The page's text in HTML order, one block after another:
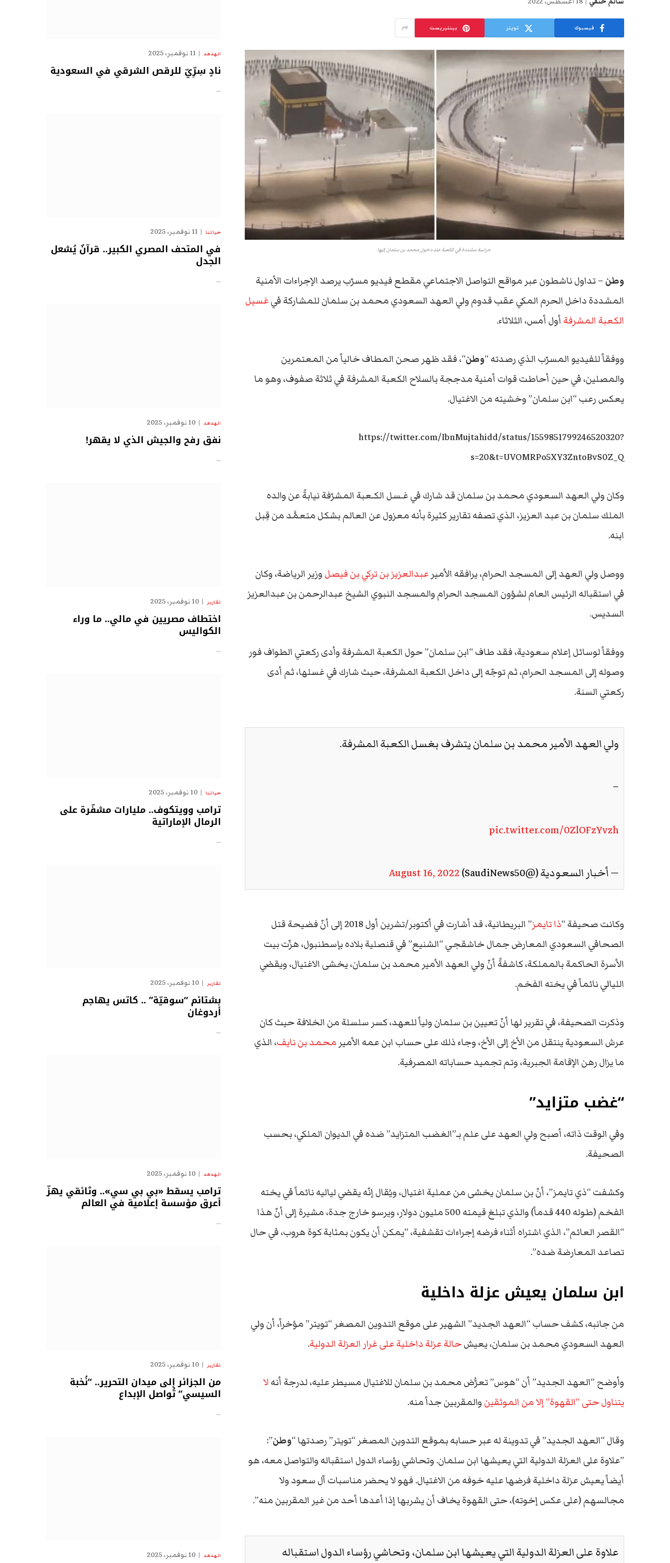
فيسبوك تويتر بينتيريست
حراسة مشددة في الكعبة عند دخول محمد بن سلمان إليها
وطن – تداول ناشطون عبر مواقع التواصل الاجتماعي مقطع فيديو مسرّب يرصد الإجراءات الأمنية
المشددة داخل الحرم المكي عقب قدوم ولي العهد السعودي محمد بن سلمان للمشاركة فيغسيل
الكعبة المشرفةأول أمس، الثلاثاء.
ووفقاً للفيديو المسرّب الذي رصدته “وطن“، فقد ظهر صحن المطاف خالياً من المعتمرين
والمصلين، في حين أحاطت قوات أمنية مدججة بالسلاح الكعبة المشرفة في ثلاثة صفوف، وهو ما
يعكس رعب “ابن سلمان” وخشيته من الاغتيال.
https://twitter.com/IbnMujtahidd/status/1559851799246520320?
s=20&t=UVOMRPo5XY3ZntoBvS0Z_Q
وكان ولي العهد السعودي محمد بن سلمان قد شارك في غـسل الكـعبة المشرّفة نيابةً عن والده
الملك سلمان بن عبد العزيز، الذي تصفه تقارير كثيرة بأنه معزول عن العالم بشكل متعمَّد من قِبل
ابنه.
ووصل ولي العهد إلى المسجد الحرام، يرافقه الأمير عبدالعزيز بن تركي بن فيصلوزير الرياضة، وكان
في استقباله الرئيس العام لشؤون المسجد الحرام والمسجد النبوي الشيخ عبدالرحمن بن عبدالعزيز
السديس.
ووفقاً لوسائل إعلام سعودية، فقد طاف “ابن سلمان” حول الكعبة المشرفة وأدى ركعتي الطواف فور
وصوله إلى المسجد الحرام، ثم توجّه إلى داخل الكعبة المشرفة، حيث شارك في غسلها، ثم أدى
ركعتي السنة.
ولي العهد الأمير محمد بن سلمان يتشرف بغسل الكعبة المشرفة.
–
pic.twitter.com/0ZlOFzYvzh
— أخبار السعودية (@SaudiNews50) August 16, 2022
وكانت صحيفة “ذا تايمز
” البريطانية، قد أشارت في أكتوبر/تشرين أول 2018 إلى أنّ فضيحة قتل
الصحافي السعودي المعارض جمال خاشقجي “الشنيع” في قنصلية بلاده بإسطنبول، هزّت بيت
الأسرة الحاكمة بالمملكة، كاشفةً أنّ ولي العهد الأمير محمد بن سلمان، يخشى الاغتيال، ويقضي
الليالي نائماً في يخته الفخم.
وذكرت الصحيفة، في تقرير لها أنّ تعيين بن سلمان ولياً للعهد، كسر سلسلة من الخلافة حيث كان
عرش السعودية ينتقل من الأخ إلى الأخ، وجاء ذلك على حساب ابن عمه الأمير محمد بن نايف، الذي
ما يزال رهن الإقامة الجبرية، وتم تجميد حساباته المصرفية.
“غضب متزايد”
وفي الوقت ذاته، أصبح ولي العهد على علم بـ”الغضب المتزايد” ضده في الديوان الملكي، بحسب
الصحيفة.
وكشفت “ذي تايمز”، أنّ بن سلمان يخشى من عملية اغتيال، ويُقال إنّه يقضي لياليه نائماً في يخته
الفخم (طوله 440 قدماً) والذي تبلغ قيمته 500 مليون دولار، ويرسو خارج جدة، مشيرة إلى أنّ هذا
“القصر العائم”، الذي اشتراه أثناء فرضه إجراءات تقشفية، “يمكن أن يكون بمثابة كوة هروب، في حال
تصاعد المعارضة ضده”.
ابن سلمان يعيش عزلة داخلية
من جانبه، كشف حساب “العهد الجديد” الشهير على موقع التدوين المصغر “تويتر” مؤخراً، أن ولي
العهد السعودي محمد بن سلمان، يعيشحالة عزلة داخلية على غرار العزلة الدولية.
وأوضح “العهد الجديد” أن “هوس” تعرُّض محمد بن سلمان للاغتيال مسيطر عليه، لدرجة أنهلا
يتناول حتى “القهوة” إلا من الموثقينوالمقربين جداً منه.
وقال “العهد الجديد” في تدوينة له عبر حسابه بموقع التدوين المصغر “تويتر” رصدتها “وطن”:
”علاوة على العزلة الدولية التي يعيشها ابن سلمان. وتحاشي رؤساء الدول استقباله والتواصل معه، هو
أيضاً يعيش عزلة داخلية فرضها عليه خوفه من الاغتيال. فهو لا يحضر مناسبات آل سعود ولا
مجالسهم (على عكس إخوته)، حتى القهوة يخاف أن يشربها إذا أعدها أحد من غير المقربين منه”.
علاوة على العزلة الدولية التي يعيشها ابن سلمان، وتحاشي رؤساء الدول استقباله
الهدهد 11 نوفمبر، 2025
نادٍ سِرِّيّ للرقص الشرقي في السعودية
…
حياتنا 11 نوفمبر، 2025
في المتحف المصري الكبير.. قرآنٌ يُشعل
الجدل
…
الهدهد 10 نوفمبر، 2025
نفق رفح والجيش الذي لا يقهر!
…
تقارير 10 نوفمبر، 2025
اختطاف مصريين في مالي.. ما وراء
الكواليس
…
حياتنا 10 نوفمبر، 2025
ترامب وويتكوف.. مليارات مشفّرة على
الرمال الإماراتية
…
تقارير 10 نوفمبر، 2025
بشتائم “سوقيّة” .. كاتس يهاجم
أردوغان
…
الهدهد 10 نوفمبر، 2025
ترامب يسقط «بي بي سي».. وثائقي يهزّ
أعرق مؤسسة إعلامية في العالم
…
تقارير 10 نوفمبر، 2025
من الجزائر إلى ميدان التحرير.. “نُخبة
السيسي” تُواصل الإبداع
…
الهدهد 10 نوفمبر، 2025